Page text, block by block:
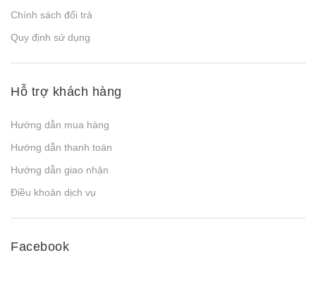
Chính sách đổi trả
Quy định sử dụng
Hỗ trợ khách hàng
Hướng dẫn mua hàng
Hướng dẫn thanh toán
Hướng dẫn giao nhận
Điều khoản dịch vụ
Facebook